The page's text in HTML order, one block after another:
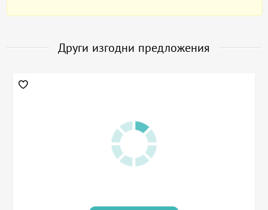
Други изгодни предложения